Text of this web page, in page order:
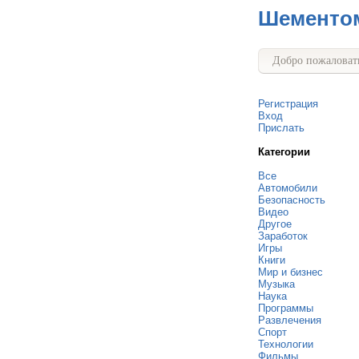
Добро
Регистрация
Вход
Прислать
Категории
Все
Автомобили
Безопасность
Видео
Другое
Заработок
Игры
Книги
Мир и бизнес
Музыка
Наука
Программы
Развлечения
Спорт
Технологии
Фильмы